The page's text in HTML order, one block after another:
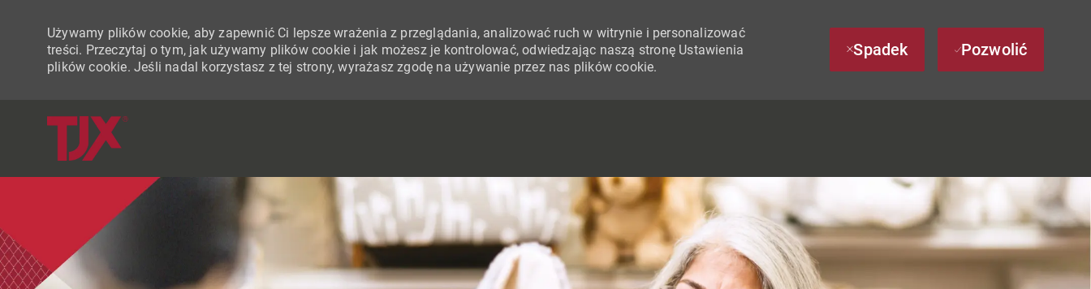
Używamy plików cookie, aby zapewnić Ci lepsze wrażenia z przeglądania, analizować ruch w witrynie i personalizować
treści. Przeczytaj o tym, jak używamy plików cookie i jak możesz je kontrolować, odwiedzając naszą stronę Ustawienia
plików cookie. Jeśli nadal korzystasz z tej strony, wyrażasz zgodę na używanie przez nas plików cookie.
Spadek Pozwolić